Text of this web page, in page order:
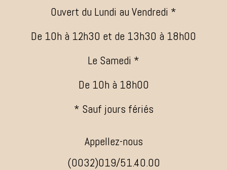
Ouvert du Lundi au Vendredi *
De 10h à 12h30 et de 13h30 à 18h00
Le Samedi *
De 10h à 18h00
* Sauf jours fériés
Appellez-nous
(0032)019/51.40.00